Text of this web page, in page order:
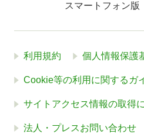
スマートフォン版
利用規約 個人情報保護
Cookie等の利用に関するガ
サイトアクセス情報の取得
法人・プレスお問い合わせ